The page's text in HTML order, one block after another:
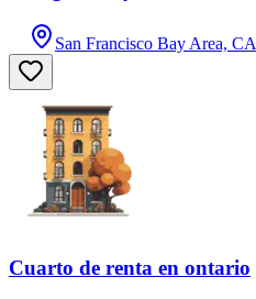
San Francisco Bay Area, CA
Cuarto de renta en ontario